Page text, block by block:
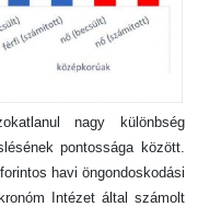
nagy különbség
pontossága között.
havi öngondoskodási
Intézet által számolt